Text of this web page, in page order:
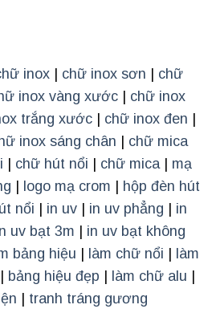
inox chữ inox sơn
chữ
inox vàng xước
chữ inox
trắng xước chữ inox đen
inox sáng chân
chữ mica
chữ hút nổi chữ mica| mạ
logo mạ crom
hộp đèn hút
nổi in uv in uv phẳng
in
uv bạt 3m
in uv bạt không
bảng hiệu làm chữ nổi
làm
bảng hiệu đẹp làm chữ alu
tranh tráng gương